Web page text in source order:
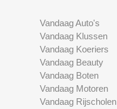
Vandaag Auto's
Vandaag Klussen
Vandaag Koeriers
Vandaag Beauty
Vandaag Boten
Vandaag Motoren
Vandaag Rijscholen